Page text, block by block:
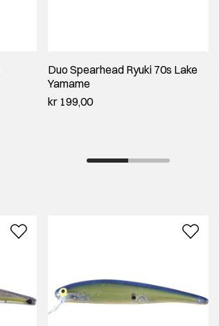
Duo Spearhead Ryuki 70s Lake
Yamame
kr 199,00